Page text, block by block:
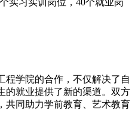
程学院的合作，不仅解决了自
的就业提供了新的渠道。双方
共同助力学前教育、艺术教育